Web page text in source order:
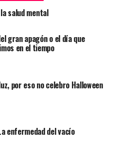
salud mental
gran apagón o el día que
en el tiempo
por eso no celebro Halloween
enfermedad del vacío